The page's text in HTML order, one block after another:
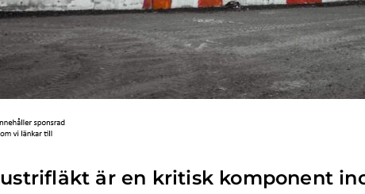
är en kritisk komponent